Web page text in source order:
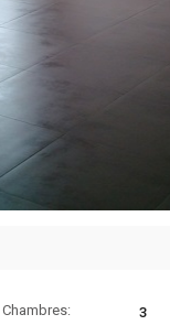
Chambres: 3